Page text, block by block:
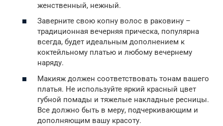
женственный, нежный.
Заверните свою копну волос в раковину –
традиционная вечерняя прическа, популярна
всегда, будет идеальным дополнением к
коктейльному платью и любому вечернему
наряду.
Макияж должен соответствовать тонам вашего
платья. Не используйте яркий красный цвет
губной помады и тяжелые накладные ресницы.
Все должно быть в меру, подчеркивающим и
дополняющим вашу красоту.